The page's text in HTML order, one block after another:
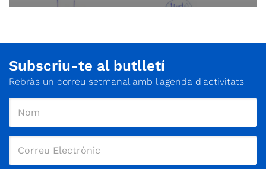
Subscriu-te al butlletí
Rebràs un correu setmanal amb l'agenda d'activitats